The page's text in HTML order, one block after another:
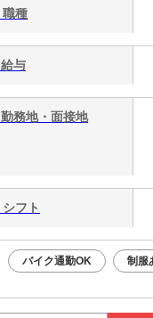
職種
給与
勤務地・面接地
シフト
バイク通勤OK 制服